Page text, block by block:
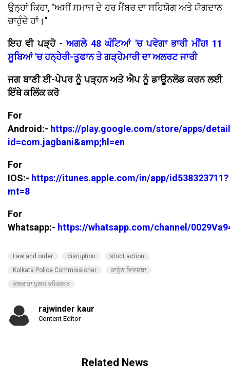
ਉਨ੍ਹਾਂ ਕਿਹਾ, "ਅਸੀਂ ਸਮਾਜ ਦੇ ਹਰ ਮੈਂਬਰ ਦਾ ਸਹਿਯੋਗ ਅਤੇ ਯੋਗਦਾਨ
ਚਾਹੁੰਦੇ ਹਾਂ।"
ਇਹ ਵੀ ਪੜ੍ਹੋ -ਅਗਲੇ 48 ਘੰਟਿਆਂ 'ਚ ਪਵੇਗਾ ਭਾਰੀ ਮੀਂਹ! 11
ਸੂਬਿਆਂ 'ਚ ਹਨ੍ਹੇਰੀ-ਤੂਫਾਨ ਤੇ ਗੜ੍ਹੇਮਾਰੀ ਦਾ ਅਲਰਟ ਜਾਰੀ
ਜਗ ਬਾਣੀ ਈ-ਪੇਪਰ ਨੂੰ ਪੜ੍ਹਨ ਅਤੇ ਐਪ ਨੂੰ ਡਾਊਨਲੋਡ ਕਰਨ ਲਈ
ਇੱਥੇ ਕਲਿੱਕ ਕਰੋ
For
Android:- https://play.google.com/store/apps/
id=com.jagbani&amp;hl=en
For
IOS:- https://itunes.apple.com/in/app/id538323711?
mt=8
For
Whatsapp:- https://whatsapp.com/channel/
Law and order disruption
strict action
Kolkata Police Commissioner
ਕਾਨੂੰਨ ਵਿਵਸਥਾ
ਕੋਲਕਾਤਾ ਪੁਲਸ ਕਮਿਸ਼ਨਰ
rajwinder kaur
Content Editor
Related News